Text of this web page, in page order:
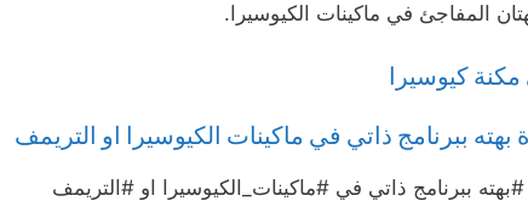
المفاجئ في ماكينات الكيوسيرا.
كيوسيرا
ببرنامج ذاتي في ماكينات الكيوسيرا او التريمف
ببرنامج ذاتي في #ماكينات_الكيوسيرا او #التريمف